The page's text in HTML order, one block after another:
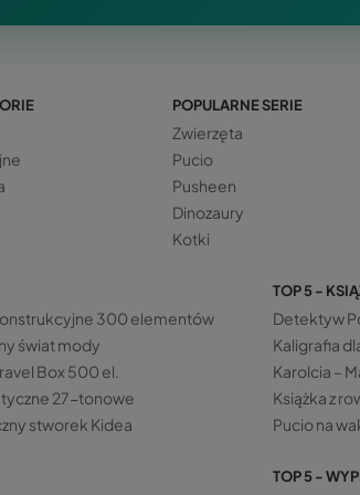
POPULARNE SERIE
Zwierzęta
Pucio
Pusheen
Dinozaury
Kotki
300 elementów
świat mody
Box 500 el.
27-tonowe
stworek Kidea
TOP 5 -
Detektyw
Kaligrafia
Karolcia –
Książka z
Pucio na
TOP 5 -